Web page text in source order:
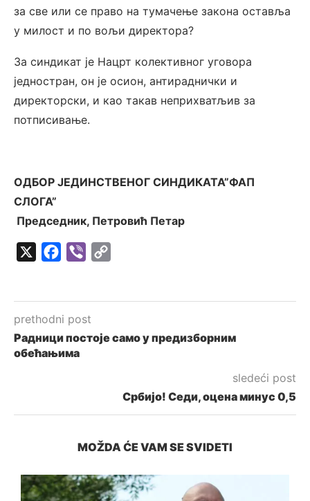
за све или се право на тумачење закона оставља
у милост и по вољи директора?
За синдикат је Нацрт колективног уговора
једностран, он је осион, антираднички и
директорски, и као такав неприхватљив за
потписивање.
ОДБОР ЈЕДИНСТВЕНОГ СИНДИКАТА”ФАП
СЛОГА”
Председник, Петровић Петар
Facebook
Viber
prethodni post
Радници постоје само у предизборним
обећањима
sledeći post
Србијо! Седи, оцена минус 0,5
MOŽDA ĆE VAM SE SVIDETI